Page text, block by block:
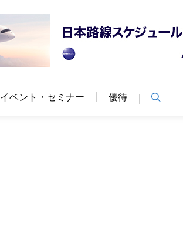
イベント・セミナー 優待